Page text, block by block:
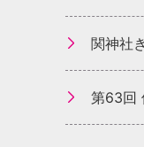
関神社
第63回